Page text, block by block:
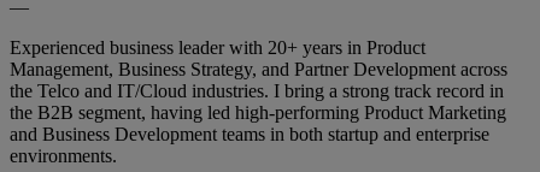
—
Experienced business leader with 20+ years in Product
Management, Business Strategy, and Partner Development across
the Telco and IT/Cloud industries. I bring a strong track record in
the B2B segment, having led high-performing Product Marketing
and Business Development teams in both startup and enterprise
environments.